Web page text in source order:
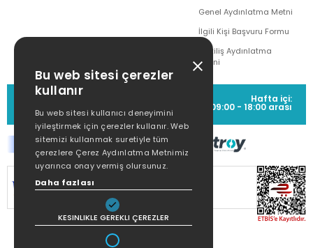
Genel Aydınlatma Metni
İlgili Kişi Başvuru Formu
Çekiliş Aydınlatma
Metni
MÜŞTERİ HİZMETLERİ
(0212) 373 77 00
Hafta içi:
09:00 - 18:00 arası
SİTEMİZ
KORUNMAKTADIR.
Bu web sitesi çerezler
kullanır
Bu web sitesi kullanıcı deneyimini
iyileştirmek için çerezler kullanır. Web
sitemizi kullanmak suretiyle tüm
çerezlere Çerez Aydınlatma Metnimiz
uyarınca onay vermiş olursunuz.
Daha fazlası
KESINLIKLE GEREKLI ÇEREZLER